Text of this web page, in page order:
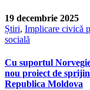
19 decembrie 2025
Știri, Implicare civică
socială
Cu suportul
nou proiect de
Republica Moldova